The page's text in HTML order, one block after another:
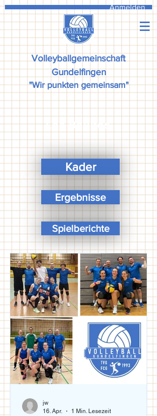
Anmelden
Volleyballgemeinschaft
Gundelfingen
"Wir punkten gemeinsam"
Los Ballitos
Kader
Ergebnisse
Spielberichte
jw
16. Apr.
1 Min. Lesezeit